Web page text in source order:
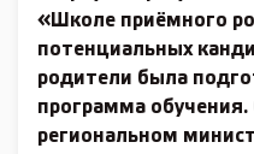
«Школе приёмного
потенциальных
родители была
программа
региональном